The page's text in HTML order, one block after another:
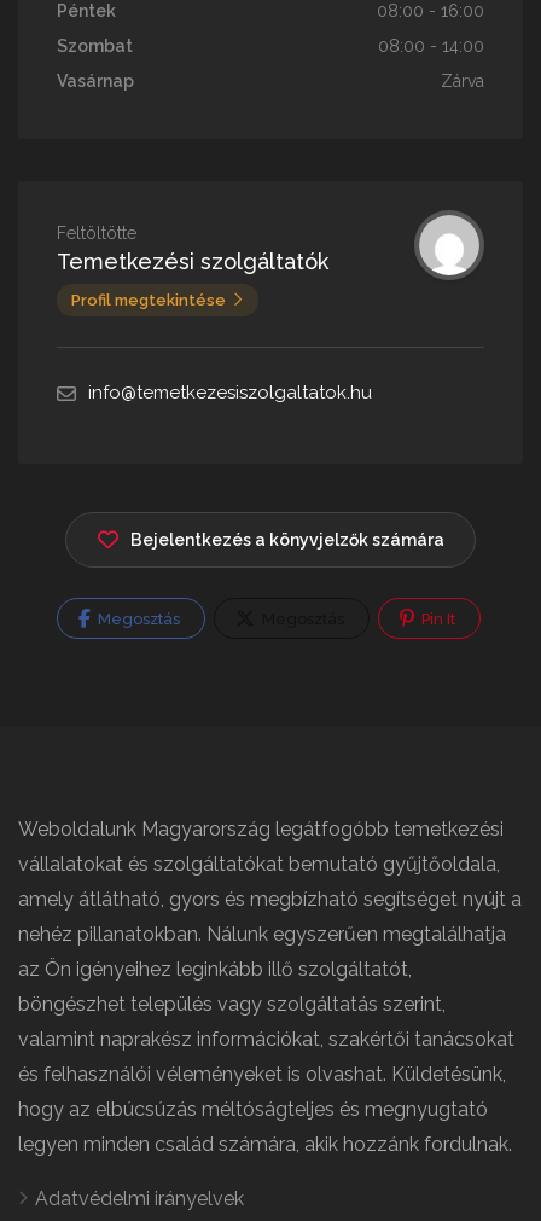
Péntek
08:00 - 16:00
Szombat
08:00 - 14:00
Vasárnap
Zárva
Feltöltötte
Temetkezési szolgáltatók
Profil megtekintése
info@temetkezesiszolgaltatok.hu
Bejelentkezés a könyvjelzők számára
Megosztás Pin It
Weboldalunk Magyarország legátfogóbb temetkezési
vállalatokat és szolgáltatókat bemutató gyűjtőoldala,
amely átlátható, gyors és megbízható segítséget nyújt a
nehéz pillanatokban. Nálunk egyszerűen megtalálhatja
az Ön igényeihez leginkább illő szolgáltatót,
böngészhet település vagy szolgáltatás szerint,
valamint naprakész információkat, szakértői tanácsokat
és felhasználói véleményeket is olvashat. Küldetésünk,
hogy az elbúcsúzás méltóságteljes és megnyugtató
legyen minden család számára, akik hozzánk fordulnak.
Adatvédelmi irányelvek